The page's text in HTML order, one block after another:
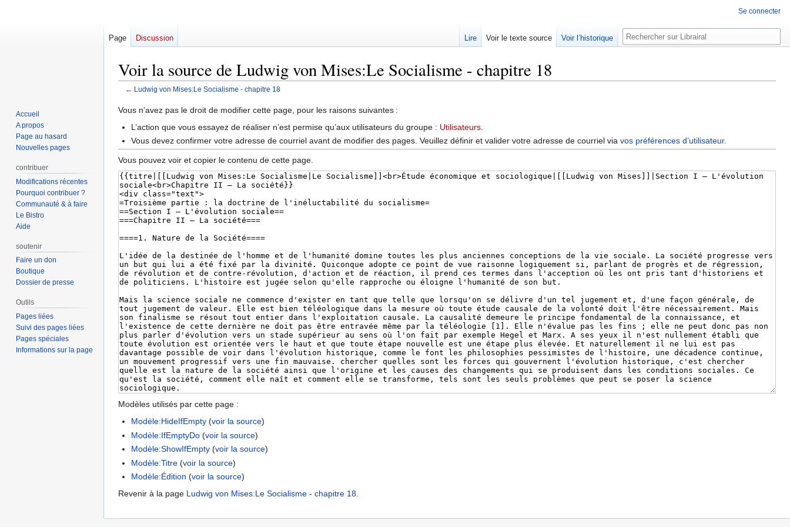
Voir la source de Ludwig von Mises:Le Socialisme - chapitre 18
← Ludwig von Mises:Le Socialisme - chapitre 18
Aller
navigation
Aller
recherche
Vous n’avez pas le droit de modifier cette page, pour les raisons suivantes :
L’action que vous essayez de réaliser n’est permise qu’aux utilisateurs du groupe : Utilisateurs
Vous devez confirmer votre adresse de courriel avant de modifier des pages. Veuillez définir et valider votre adresse de courriel viavos préférences d’utilisateur.
Vous pouvez voir et copier le contenu de cette page.
Modèles utilisés par cette page :
Modèle:HideIfEmpty (voir la source)
Modèle:IfEmptyDo (voir la source)
Modèle:ShowIfEmpty (voir la source)
Modèle:Titre (voir la source)
Modèle:Édition (voir la source)
Revenir à la page Ludwig von Mises:Le Socialisme - chapitre 18
Se connecter
Page Discussion Lire Voir le texte source Voir l’historique Rechercher
Accueil
A propos
Page au hasard
Nouvelles pages
contribuer
Modifications récentes
Pourquoi contribuer ?
Communauté & à faire
Le Bistro
Aide
soutenir
Faire un don
Boutique
Dossier de presse
Outils
Pages liées
Suivi des pages liées
Pages spéciales
Informations sur la page